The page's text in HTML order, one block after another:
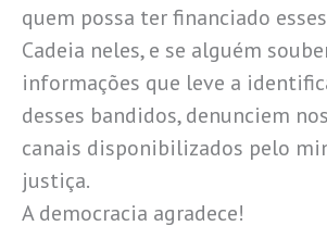
quem possa ter financiado
Cadeia neles, e se alguém
informações que leve a
desses bandidos, denunciem
canais disponibilizados pelo
justiça.
A democracia agradece!